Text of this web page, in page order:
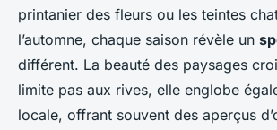
printanier des fleurs ou les teintes
l’automne, chaque saison révèle un
différent. La beauté des paysages
limite pas aux rives, elle englobe
locale, offrant souvent des aperçus